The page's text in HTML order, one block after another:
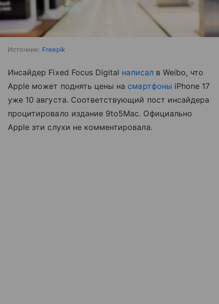
Источник: Freepik
Инсайдер Fixed Focus Digital написалв Weibo, что
Apple может поднять цены на смартфоны iPhone 17
уже 10 августа. Соответствующий пост инсайдера
процитировало издание 9to5Mac. Официально
Apple эти слухи не комментировала.